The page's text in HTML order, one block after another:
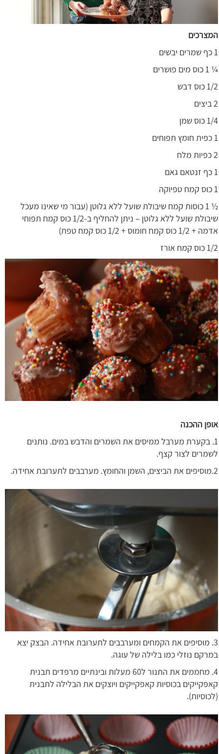
המצרכים
1 כף שמרים יבשים
¼ 1 כוס מים פושרים
1/2 כוס דבש
2 ביצים
1/4 כוס שמן
1 כפית חומץ תפוחים
2 כפיות מלח
1 כף זנטאם גאם
1 כוס קמח טפיוקה
½ 1 כוסות קמח שיבולת שועל ללא גלוטן (עבור מי שאינו מעכל
שיבולת שועל ללא גלוטן – ניתן להחליף ב-1/2 כוס קמח תפוחי
אדמה + 1/2 כוס קמח חומוס + 1/2 כוס קמח טפת)
1/2 כוס קמח אורז
אופן ההכנה
1. בקערת מערבל ממיסים את השמרים והדבש במים. נותנים
לשמרים לצור קצף.
2.מוסיפים את הביצים, השמן והחומץ. מערבבים לתערובת אחידה.
3. מוסיפים את הקמחים ומערבבים לתערובת אחידה. הבצק יצא
במרקם נוזלי כמו בלילה של עוגה.
4. מחממים את התנור ל60 מעלות ובינתיים מרפדים תבנית
קאפקייקים בכוסיות קאפקייקים ויוצקים את הבלילה לתבנית
(לכוסיות).